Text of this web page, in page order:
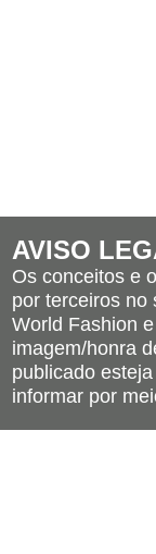
AVISO
Os conceitos e
por terceiros no
World Fashion
imagem/honra
publicado
informar por